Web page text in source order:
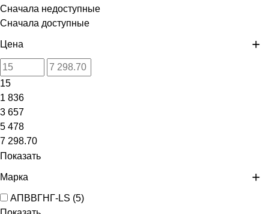
Сначала недоступные
Сначала доступные
Цена
15
1 836
3 657
5 478
7 298.70
Показать
Марка
АПВВГНГ-LS (5)